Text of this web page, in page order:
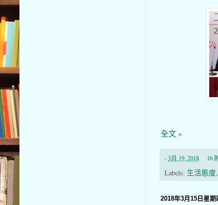
全文 »
-3月 19, 2018 16
Labels: 生活態度
2018年3月15日星期